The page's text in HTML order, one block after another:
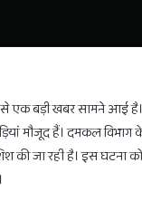
से एक बड़ी खबर सामने आई
मौजूद हैं। दमकल
की जा रही है। इस घटना
होलिका